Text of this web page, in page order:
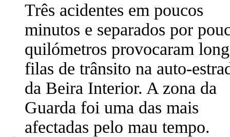
Três acidentes em poucos
minutos e separados por
quilómetros provocaram
filas de trânsito na auto-
da Beira Interior. A zona da
Guarda foi uma das mais
afectadas pelo mau tempo.